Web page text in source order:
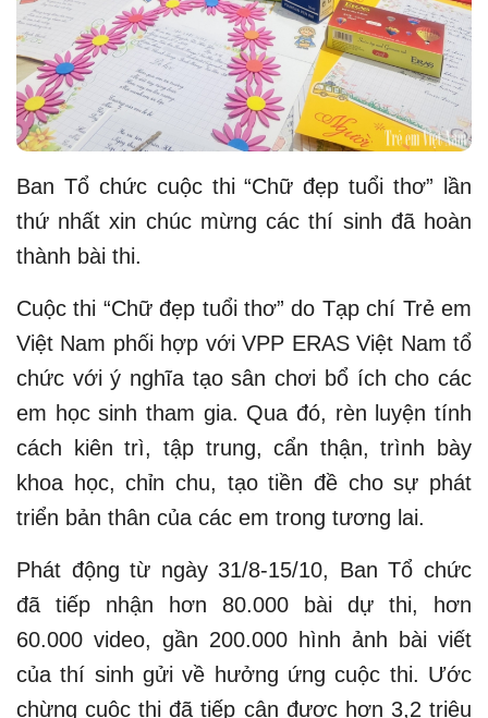
Ban Tổ chức cuộc thi “Chữ đẹp tuổi thơ” lần
thứ nhất xin chúc mừng các thí sinh đã hoàn
thành bài thi.
Cuộc thi “Chữ đẹp tuổi thơ” do Tạp chí Trẻ em
Việt Nam phối hợp với VPP ERAS Việt Nam tổ
chức với ý nghĩa tạo sân chơi bổ ích cho các
em học sinh tham gia. Qua đó, rèn luyện tính
cách kiên trì, tập trung, cẩn thận, trình bày
khoa học, chỉn chu, tạo tiền đề cho sự phát
triển bản thân của các em trong tương lai.
Phát động từ ngày 31/8-15/10, Ban Tổ chức
đã tiếp nhận hơn 80.000 bài dự thi, hơn
60.000 video, gần 200.000 hình ảnh bài viết
của thí sinh gửi về hưởng ứng cuộc thi. Ước
chừng cuộc thi đã tiếp cận được hơn 3,2 triệu